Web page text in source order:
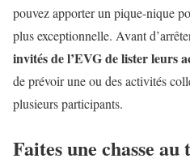
pouvez apporter un pique-nique
plus exceptionnelle. Avant
invités de l’EVG de lister leurs
de prévoir une ou des activités
plusieurs participants.
Faites une chasse au